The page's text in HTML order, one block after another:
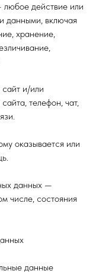
действие или
данными, включая
хранение,
и/или
телефон, чат,
оказывается или
данных —
числе, состояния
данные